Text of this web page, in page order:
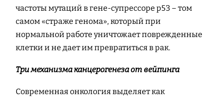
частоты мутаций в гене-супрессоре p53 – том
самом «страже генома», который при
нормальной работе уничтожает поврежденные
клетки и не дает им превратиться в рак.
Три механизма канцерогенеза от вейпинга
Современная онкология выделяет как